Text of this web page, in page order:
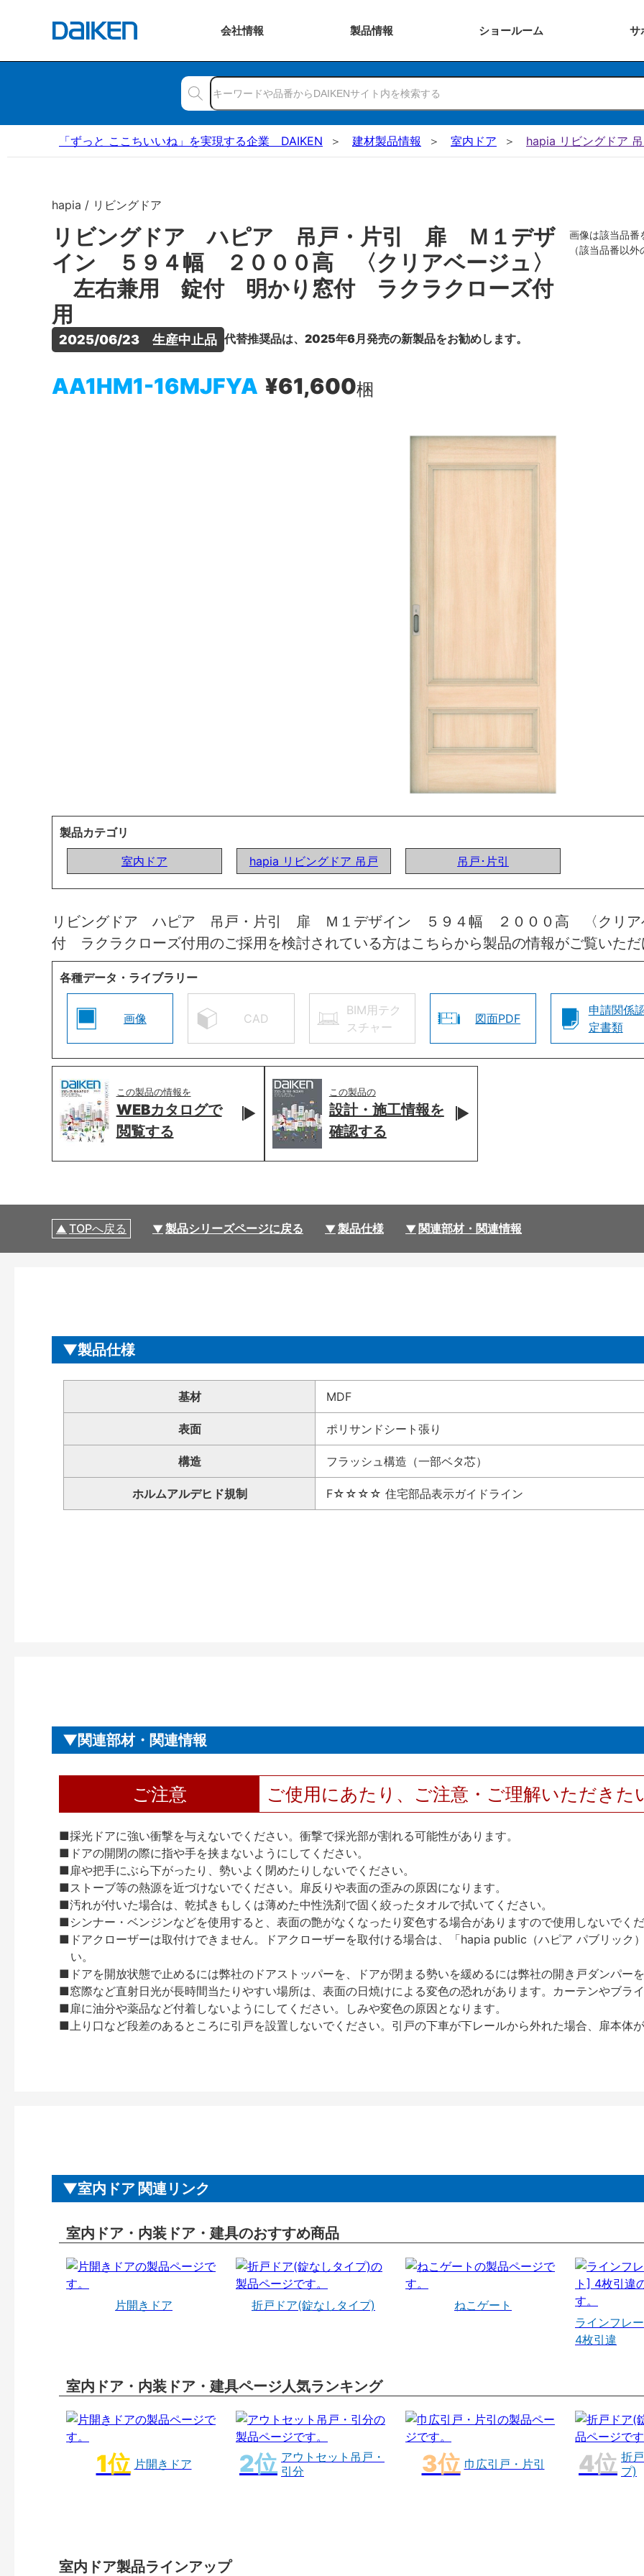
会社情報 製品情報 ショールーム サ
「ずっと ここちいいね」を実現する企業 DAIKEN 建材製品情報 室内ドア hapia リビングドア
hapia / リビングドア
リビングドア ハピア 吊戸・片引 扉 Ｍ１デザ
イン ５９４幅 ２０００高 〈クリアベージュ〉
左右兼用 錠付 明かり窓付 ラクラクローズ付
用
2025/06/23　生産中止品 代替推奨品は、2025年6月発売の新製品をお勧めします。
AA1HM1-16MJFYA ¥61,600梱
画像は該当品番
（該当品番以
製品カテゴリ
室内ドア
hapia リビングドア 吊戸 吊戸･片引
リビングドア ハピア 吊戸・片引 扉 Ｍ１デザイン ５９４幅 ２０００高 〈クリ
付 ラクラクローズ付用のご採用を検討されている方はこちらから製品の情報がご覧いただ
各種データ・ライブラリー
画像 CAD
BIM用テク
スチャー
図面PDF
申請関係
定書類
この製品の情報を
WEBカタログで
閲覧する
この製品の
設計・施工情報を
確認する
TOPへ戻る 製品シリーズページに戻る 製品仕様 関連部材・関連情報
製品仕様
基材 MDF
表面 ポリサンドシート張り
構造 フラッシュ構造（一部ベタ芯）
ホルムアルデヒド規制 F☆☆☆☆ 住宅部品表示ガイドライン
関連部材・関連情報
ご注意 ご使用にあたり、ご注意・ご理解いただきた
■採光ドアに強い衝撃を与えないでください。衝撃で採光部が割れる可能性があります。
■ドアの開閉の際に指や手を挟まないようにしてください。
■扉や把手にぶら下がったり、勢いよく閉めたりしないでください。
■ストーブ等の熱源を近づけないでください。扉反りや表面の歪みの原因になります。
■汚れが付いた場合は、乾拭きもしくは薄めた中性洗剤で固く絞ったタオルで拭いてください。
■シンナー・ベンジンなどを使用すると、表面の艶がなくなったり変色する場合がありますので使用しないでくだ
■ドアクローザーは取付けできません。ドアクローザーを取付ける場合は、「hapia public（ハピア パブリック
い。
■ドアを開放状態で止めるには弊社のドアストッパーを、ドアが閉まる勢いを緩めるには弊社の開き戸ダンパーを
■窓際など直射日光が長時間当たりやすい場所は、表面の日焼けによる変色の恐れがあります。カーテンやブラ
■扉に油分や薬品など付着しないようにしてください。しみや変色の原因となります。
■上り口など段差のあるところに引戸を設置しないでください。引戸の下車が下レールから外れた場合、扉本体
室内ドア 関連リンク
室内ドア・内装ドア・建具のおすすめ商品
片開きドア 折戸ドア(錠なしタイプ)
ねこゲート
ラインフレ
4枚引違
室内ドア・内装ドア・建具ページ人気ランキング
片開きドア
アウトセット吊戸・
引分
巾広引戸・片引
折
プ)
室内ドア製品ラインアップ